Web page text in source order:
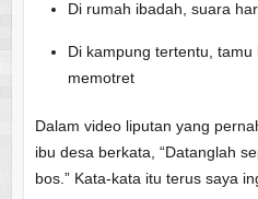
Di rumah ibadah, suara
Di kampung tertentu,
memotret
Dalam video liputan yang
ibu desa berkata, “Datanglah
bos.” Kata-kata itu terus saya